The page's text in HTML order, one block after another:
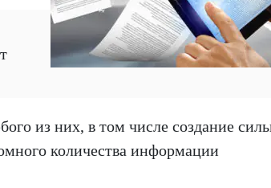
из них, в том числе создание
количества информации